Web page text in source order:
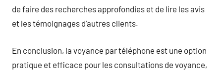
de faire des recherches approfondies et de lire les avis
et les témoignages d’autres clients.
En conclusion, la voyance par téléphone est une option
pratique et efficace pour les consultations de voyance,